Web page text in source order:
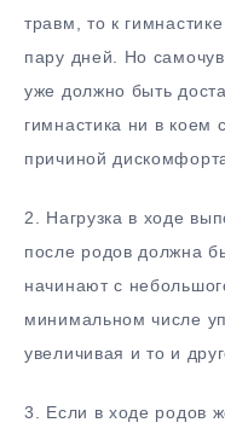
травм, то к
пару дней. Но
уже должно быть
гимнастика ни в коем
причиной
2. Нагрузка в ходе
после родов должна
начинают с
минимальном числе
увеличивая и то и
3. Если в ходе родов